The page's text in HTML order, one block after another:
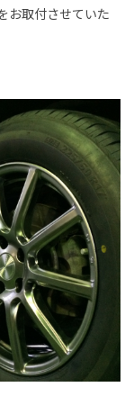
お取付させていた